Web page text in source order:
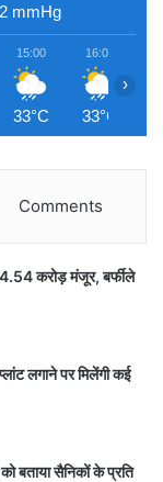
mmHg
15:00
33°C
16:00
33°C
›
Comments
करोड़ मंजूर, बर्फीले
लगाने पर मिलेंगी कई
बताया सैनिकों के प्रति